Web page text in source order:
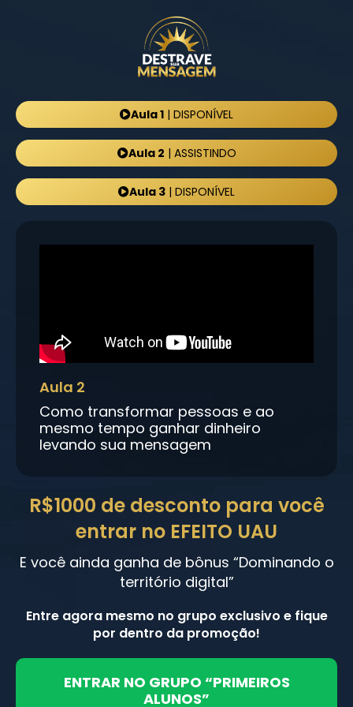
Aula 1 | DISPONÍVEL
Aula 2 | ASSISTINDO
Aula 3 | DISPONÍVEL
Aula 2
Como transformar pessoas e ao
mesmo tempo ganhar dinheiro
levando sua mensagem
R$1000 de desconto para você
entrar no EFEITO UAU
E você ainda ganha de bônus “Dominando o
território digital”
Entre agora mesmo no grupo exclusivo e fique
por dentro da promoção!
ENTRAR NO GRUPO “PRIMEIROS
ALUNOS”